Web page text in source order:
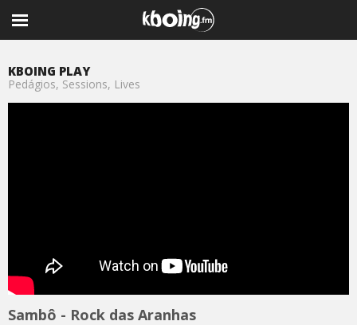
KBOING PLAY
Pedágios, Sessions, Lives
Sambô - Rock das Aranhas